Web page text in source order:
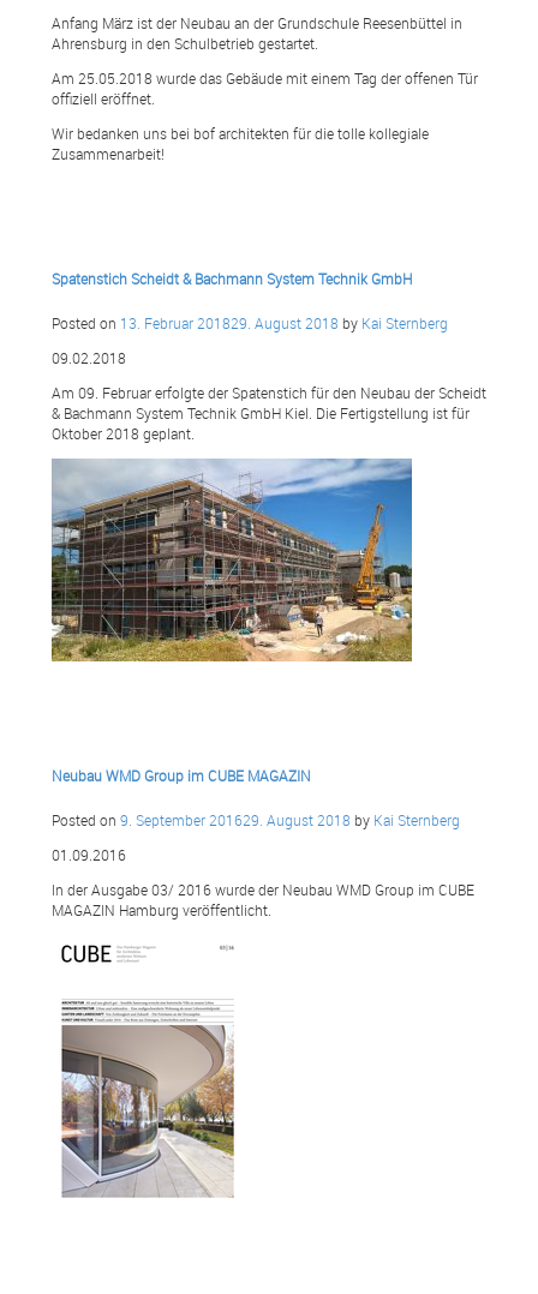
Anfang März ist der Neubau an der Grundschule Reesenbüttel in
Ahrensburg in den Schulbetrieb gestartet.
Am 25.05.2018 wurde das Gebäude mit einem Tag der offenen Tür
offiziell eröffnet.
Wir bedanken uns bei bof architekten für die tolle kollegiale
Zusammenarbeit!
Spatenstich Scheidt & Bachmann System Technik GmbH
Posted on 13. Februar 201829. August 2018 by Kai Sternberg
09.02.2018
Am 09. Februar erfolgte der Spatenstich für den Neubau der Scheidt
& Bachmann System Technik GmbH Kiel. Die Fertigstellung ist für
Oktober 2018 geplant.
Neubau WMD Group im CUBE MAGAZIN
Posted on 9. September 201629. August 2018 by Kai Sternberg
01.09.2016
In der Ausgabe 03/ 2016 wurde der Neubau WMD Group im CUBE
MAGAZIN Hamburg veröffentlicht.